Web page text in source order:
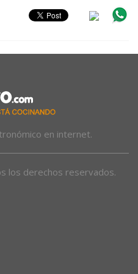
en internet.
los derechos reservados.